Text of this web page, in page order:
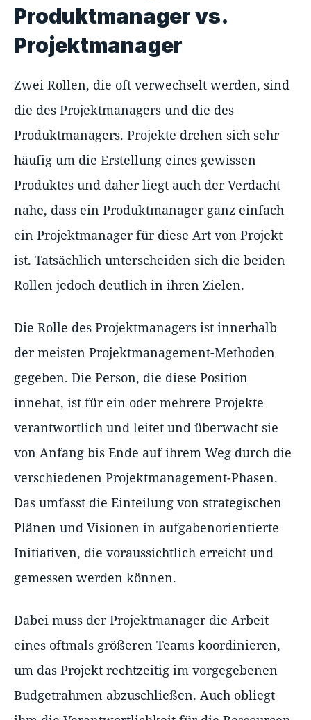
Produktmanager vs.
Projektmanager
Zwei Rollen, die oft verwechselt werden, sind
die des Projektmanagers und die des
Produktmanagers. Projekte drehen sich sehr
häufig um die Erstellung eines gewissen
Produktes und daher liegt auch der Verdacht
nahe, dass ein Produktmanager ganz einfach
ein Projektmanager für diese Art von Projekt
ist. Tatsächlich unterscheiden sich die beiden
Rollen jedoch deutlich in ihren Zielen.
Die Rolle des Projektmanagers ist innerhalb
der meisten Projektmanagement-Methoden
gegeben. Die Person, die diese Position
innehat, ist für ein oder mehrere Projekte
verantwortlich und leitet und überwacht sie
von Anfang bis Ende auf ihrem Weg durch die
verschiedenen Projektmanagement-Phasen.
Das umfasst die Einteilung von strategischen
Plänen und Visionen in aufgabenorientierte
Initiativen, die voraussichtlich erreicht und
gemessen werden können.
Dabei muss der Projektmanager die Arbeit
eines oftmals größeren Teams koordinieren,
um das Projekt rechtzeitig im vorgegebenen
Budgetrahmen abzuschließen. Auch obliegt